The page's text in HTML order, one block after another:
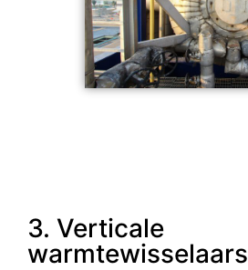
3. Verticale
warmtewisselaars